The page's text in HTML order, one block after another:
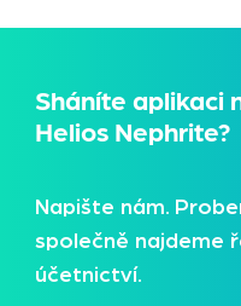
Sháníte aplikaci
Helios Nephrite?
Napište nám.
společně najdeme
účetnictví.